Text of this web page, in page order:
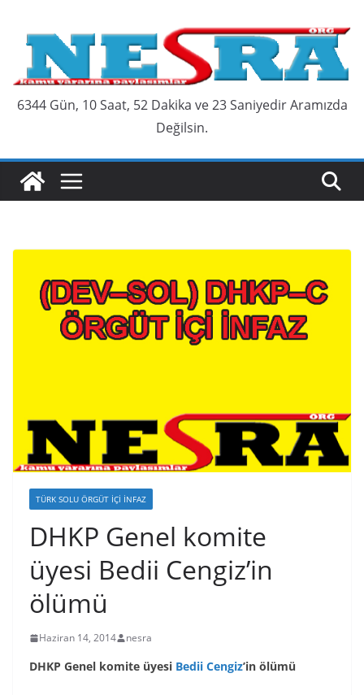
content
6344 Gün, 10 Saat, 52 Dakika ve 24 Saniyedir Aramızda
Değilsin.
TÜRK SOLU ÖRGÜT İÇI İNFAZ
DHKP Genel komite
üyesi Bedii Cengiz’in
ölümü
Haziran 14, 2014 nesra
DHKP Genel komite üyesi Bedii Cengiz’in ölümü